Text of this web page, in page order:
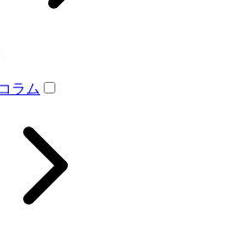
ラム